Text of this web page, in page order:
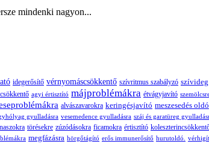
mindenki nagyon...
idegerősítő vérnyomáscsökkentő szívritmus szabályzó
agyi értisztító májproblémákra étvágyjavító
alvászavarokra keringésjavító meszesedés oldó
gyulladásra vesemedence gyulladásra száj és garatüreg
törésekre zúzódásokra ficamokra értisztító
megfázásra hörgőtágító erős immunerősítő hurutoldó.